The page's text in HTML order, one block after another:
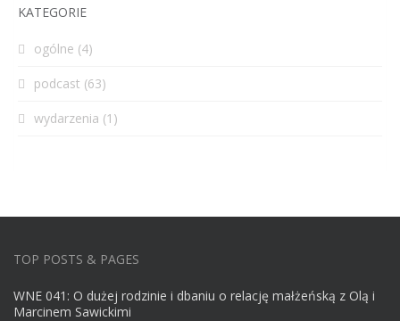
KATEGORIE
ogólne (4)
podcast (63)
wydarzenia (1)
TOP POSTS & PAGES
WNE 041: O dużej rodzinie i dbaniu o relację małżeńską z Olą i
Marcinem Sawickimi